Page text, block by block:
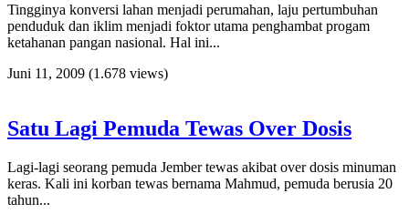
Tingginya konversi lahan menjadi perumahan, laju pertumbuhan
penduduk dan iklim menjadi foktor utama penghambat progam
ketahanan pangan nasional. Hal ini...
Juni 11, 2009 (1.678 views)
Satu Lagi Pemuda Tewas Over Dosis
Lagi-lagi seorang pemuda Jember tewas akibat over dosis minuman
keras. Kali ini korban tewas bernama Mahmud, pemuda berusia 20
tahun...